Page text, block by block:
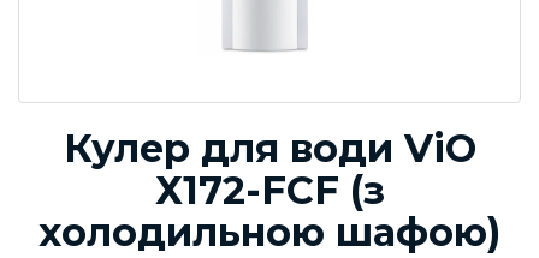
Кулер для води ViO
Х172-FСF (з
холодильною шафою)